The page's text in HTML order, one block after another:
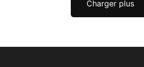
Charger plus